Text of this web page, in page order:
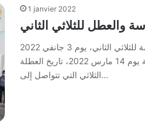
1 janvier 2022
والعطل للثلاثي الثاني
تستأنف الدراسة للثلاثي الثاني، يوم 3 جانفي 2022
وتتواصل إلى غاية يوم 14 مارس 2022، تاريخ العطلة
الثلاثي التي تتواصل إلى…